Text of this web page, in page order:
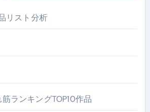
リスト分析
ランキングTOP10作品